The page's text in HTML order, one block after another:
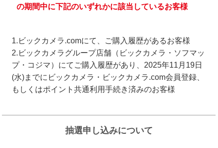
の期間中に下記のいずれかに該当しているお客様
1.ビックカメラ.comにて、ご購入履歴があるお客様
2.ビックカメラグループ店舗（ビックカメラ・ソフマッ
プ・コジマ）にてご購入履歴があり、2025年11月19日
(水)までにビックカメラ・ビックカメラ.com会員登録、
もしくはポイント共通利用手続き済みのお客様
抽選申し込みについて